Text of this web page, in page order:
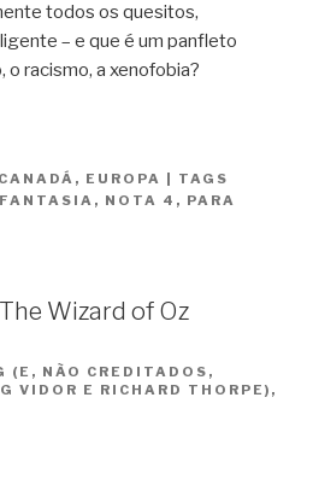
todos os quesitos,
– e que é um panfleto
racismo, a xenofobia?
, EUROPA
TAGS
FANTASIA , NOTA 4 , PARA
Wizard of Oz
(E, NÃO CREDITADOS,
VIDOR E RICHARD THORPE),